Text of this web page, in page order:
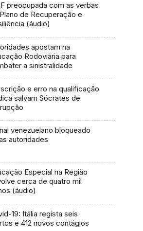
preocupada com as verbas
de Recuperação e
(áudio)
apostam na
Rodoviária para
a sinistralidade
e erro na qualificação
salvam Sócrates de
venezuelano bloqueado
autoridades
Especial na Região
cerca de quatro mil
(áudio)
19: Itália regista seis
e 412 novos contágios